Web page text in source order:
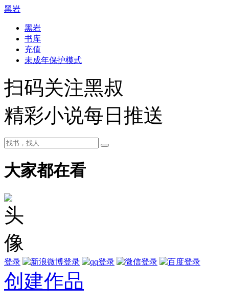
黑岩
黑岩
书库
充值
未成年保护模式
扫码关注黑叔
精彩小说每日推送
大家都在看
登录
创建作品